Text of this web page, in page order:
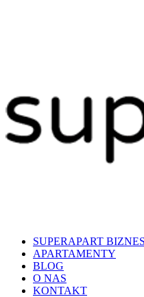
SUPERAPART
APARTAMENTY
BLOG
O NAS
KONTAKT